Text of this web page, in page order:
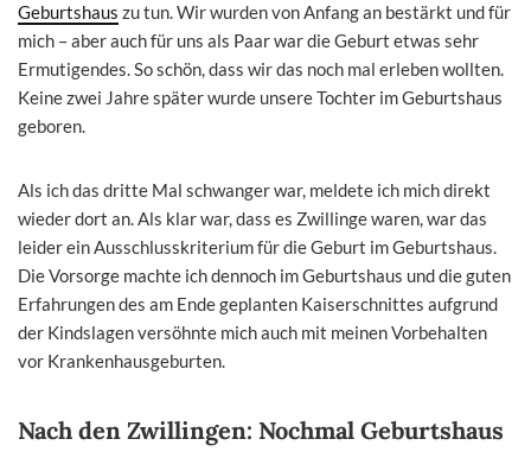
Geburtshaus zu tun. Wir wurden von Anfang an bestärkt und für
mich – aber auch für uns als Paar war die Geburt etwas sehr
Ermutigendes. So schön, dass wir das noch mal erleben wollten.
Keine zwei Jahre später wurde unsere Tochter im Geburtshaus
geboren.
Als ich das dritte Mal schwanger war, meldete ich mich direkt
wieder dort an. Als klar war, dass es Zwillinge waren, war das
leider ein Ausschlusskriterium für die Geburt im Geburtshaus.
Die Vorsorge machte ich dennoch im Geburtshaus und die guten
Erfahrungen des am Ende geplanten Kaiserschnittes aufgrund
der Kindslagen versöhnte mich auch mit meinen Vorbehalten
vor Krankenhausgeburten.
Nach den Zwillingen: Nochmal Geburtshaus